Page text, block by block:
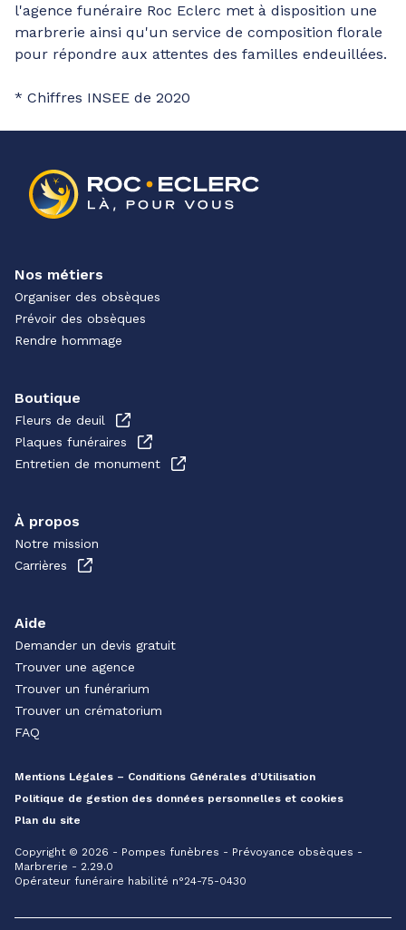
l'agence funéraire Roc Eclerc met à disposition une
marbrerie ainsi qu'un service de composition florale
pour répondre aux attentes des familles endeuillées.
* Chiffres INSEE de 2020
Nos métiers
Organiser des obsèques
Prévoir des obsèques
Rendre hommage
Boutique
Fleurs de deuil
Plaques funéraires
Entretien de monument
À propos
Notre mission
Carrières
Aide
Demander un devis gratuit
Trouver une agence
Trouver un funérarium
Trouver un crématorium
FAQ
Mentions Légales – Conditions Générales d’Utilisation
Politique de gestion des données personnelles et cookies
Plan du site
Copyright © 2026 - Pompes funèbres - Prévoyance obsèques -
Marbrerie - 2.29.0
Opérateur funéraire habilité n°24-75-0430